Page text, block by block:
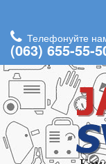
Телефонуйте
(063) 655-55-